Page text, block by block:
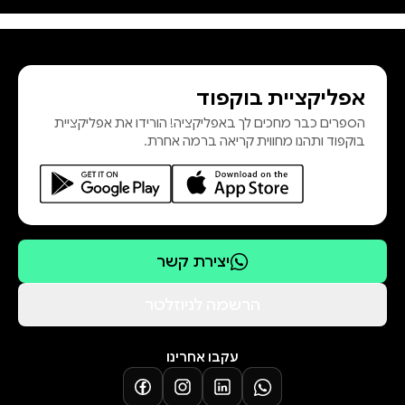
בירושלים? כיצד הצליחו ממשלות זרות
לפגוע בלוחמי צה"ל? כמה דולרים
הושקעו במאבק להריסת ההתיישבות
היהודית ביהודה ושומרון? מתן פלג, 42,
נשוי לאדרית ואב ל
אפליקציית בוקפוד
הספרים כבר מחכים לך באפליקציה! הורידו את אפליקציית
בוקפוד ותהנו מחווית קריאה ברמה אחרת.
יצירת קשר
עקבו אחרינו